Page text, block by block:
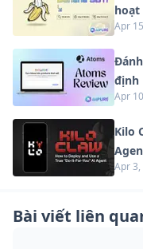
hoạt
2026
Apr
định
năm
Apr
Kilo
Nhật
Apr
Bài viết liên